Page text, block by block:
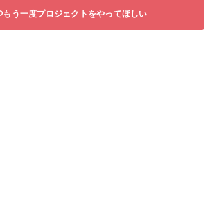
もう一度プロジェクトをやってほしい